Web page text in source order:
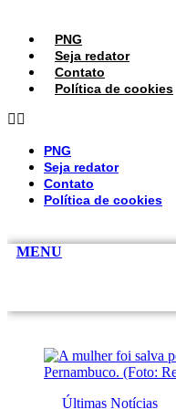
conteúdo
PNG
Seja redator
Contato
Política de cookies
PNG
Seja redator
Contato
Política de cookies
MENU
Últimas Notícias